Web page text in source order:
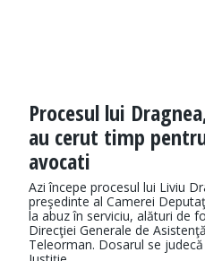
Procesul lui
au cerut timp
avocati
Azi începe procesul lui Liviu
preşedinte al Camerei
la abuz în serviciu, alături de
Direcţiei Generale de
Teleorman. Dosarul se